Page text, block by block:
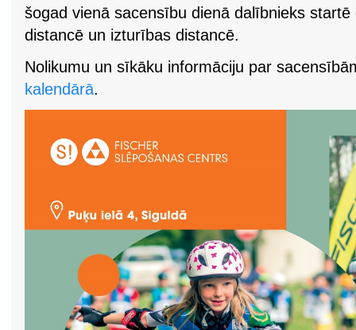
šogad vienā sacensību dienā dalībnieks
distancē un izturības distancē.
Nolikumu un sīkāku informāciju par
kalendārā.